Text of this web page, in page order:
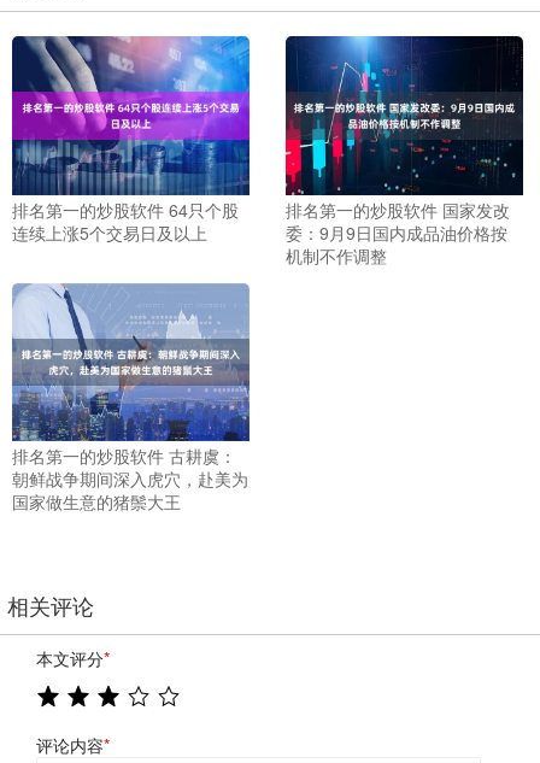
排名第一的炒股软件 64只个股
连续上涨5个交易日及以上
排名第一的炒股软件 国家发改
委：9月9日国内成品油价格按
机制不作调整
排名第一的炒股软件 古耕虞：
朝鲜战争期间深入虎穴，赴美为
国家做生意的猪鬃大王
相关评论
本文评分*
评论内容*